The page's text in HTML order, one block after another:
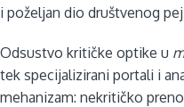
i poželjan dio društvenog
Odsustvo kritičke optike u
tek specijalizirani portali i
mehanizam: nekritičko